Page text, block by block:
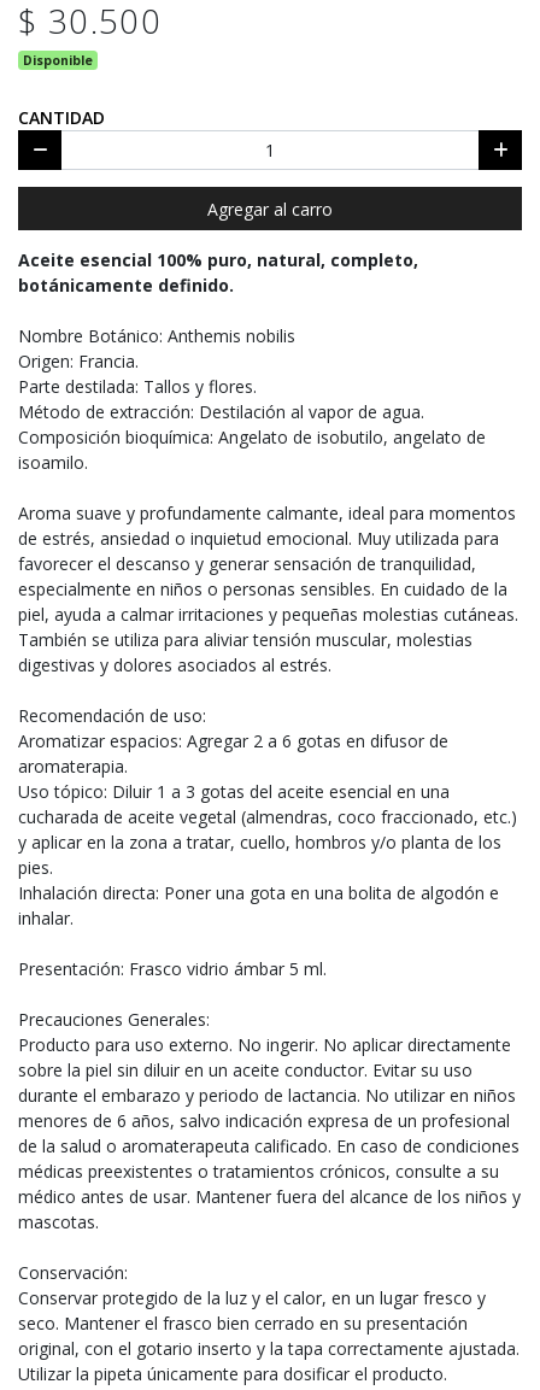
$ 30.500
Disponible
CANTIDAD
Agregar al carro
Aceite esencial 100% puro, natural, completo,
botánicamente definido.
Nombre Botánico: Anthemis nobilis
Origen: Francia.
Parte destilada: Tallos y flores.
Método de extracción: Destilación al vapor de agua.
Composición bioquímica: Angelato de isobutilo, angelato de
isoamilo.
Aroma suave y profundamente calmante, ideal para momentos
de estrés, ansiedad o inquietud emocional. Muy utilizada para
favorecer el descanso y generar sensación de tranquilidad,
especialmente en niños o personas sensibles. En cuidado de la
piel, ayuda a calmar irritaciones y pequeñas molestias cutáneas.
También se utiliza para aliviar tensión muscular, molestias
digestivas y dolores asociados al estrés.
Recomendación de uso:
Aromatizar espacios: Agregar 2 a 6 gotas en difusor de
aromaterapia.
Uso tópico: Diluir 1 a 3 gotas del aceite esencial en una
cucharada de aceite vegetal (almendras, coco fraccionado, etc.)
y aplicar en la zona a tratar, cuello, hombros y/o planta de los
pies.
Inhalación directa: Poner una gota en una bolita de algodón e
inhalar.
Presentación: Frasco vidrio ámbar 5 ml.
Precauciones Generales:
Producto para uso externo. No ingerir. No aplicar directamente
sobre la piel sin diluir en un aceite conductor. Evitar su uso
durante el embarazo y periodo de lactancia. No utilizar en niños
menores de 6 años, salvo indicación expresa de un profesional
de la salud o aromaterapeuta calificado. En caso de condiciones
médicas preexistentes o tratamientos crónicos, consulte a su
médico antes de usar. Mantener fuera del alcance de los niños y
mascotas.
Conservación:
Conservar protegido de la luz y el calor, en un lugar fresco y
seco. Mantener el frasco bien cerrado en su presentación
original, con el gotario inserto y la tapa correctamente ajustada.
Utilizar la pipeta únicamente para dosificar el producto.